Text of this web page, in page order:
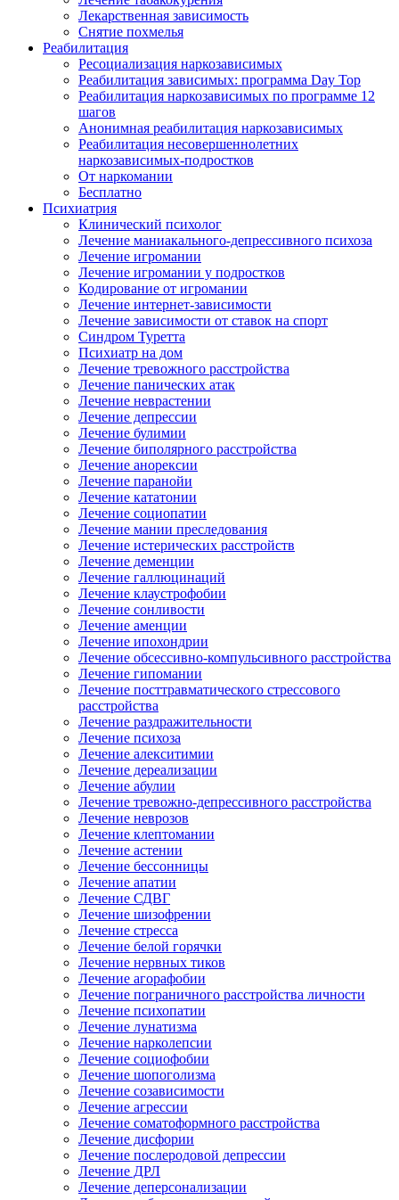
Лекарственная зависимость
Снятие похмелья
Реабилитация
Ресоциализация наркозависимых
Реабилитация зависимых: программа Day Top
Реабилитация наркозависимых по программе 12
шагов
Анонимная реабилитация наркозависимых
Реабилитация несовершеннолетних
наркозависимых-подростков
От наркомании
Бесплатно
Психиатрия
Клинический психолог
Лечение маниакального-депрессивного психоза
Лечение игромании
Лечение игромании у подростков
Кодирование от игромании
Лечение интернет-зависимости
Лечение зависимости от ставок на спорт
Синдром Туретта
Психиатр на дом
Лечение тревожного расстройства
Лечение панических атак
Лечение неврастении
Лечение депрессии
Лечение булимии
Лечение биполярного расстройства
Лечение анорексии
Лечение паранойи
Лечение кататонии
Лечение социопатии
Лечение мании преследования
Лечение истерических расстройств
Лечение деменции
Лечение галлюцинаций
Лечение клаустрофобии
Лечение сонливости
Лечение аменции
Лечение ипохондрии
Лечение обсессивно-компульсивного расстройства
Лечение гипомании
Лечение посттравматического стрессового
расстройства
Лечение раздражительности
Лечение психоза
Лечение алекситимии
Лечение дереализации
Лечение абулии
Лечение тревожно-депрессивного расстройства
Лечение неврозов
Лечение клептомании
Лечение астении
Лечение бессонницы
Лечение апатии
Лечение СДВГ
Лечение шизофрении
Лечение стресса
Лечение белой горячки
Лечение нервных тиков
Лечение агорафобии
Лечение пограничного расстройства личности
Лечение психопатии
Лечение лунатизма
Лечение нарколепсии
Лечение социофобии
Лечение шопоголизма
Лечение созависимости
Лечение агрессии
Лечение соматоформного расстройства
Лечение дисфории
Лечение послеродовой депрессии
Лечение ДРЛ
Лечение деперсонализации